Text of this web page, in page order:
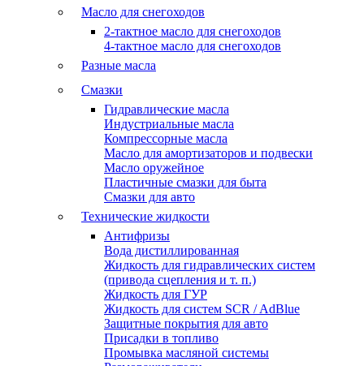
Масло для снегоходов
2-тактное масло для снегоходов
4-тактное масло для снегоходов
Разные масла
Смазки
Гидравлические масла
Индустриальные масла
Компрессорные масла
Масло для амортизаторов и подвески
Масло оружейное
Пластичные смазки для быта
Смазки для авто
Технические жидкости
Антифризы
Вода дистиллированная
Жидкость для гидравлических систем
(привода сцепления и т. п.)
Жидкость для ГУР
Жидкость для систем SCR / AdBlue
Защитные покрытия для авто
Присадки в топливо
Промывка масляной системы